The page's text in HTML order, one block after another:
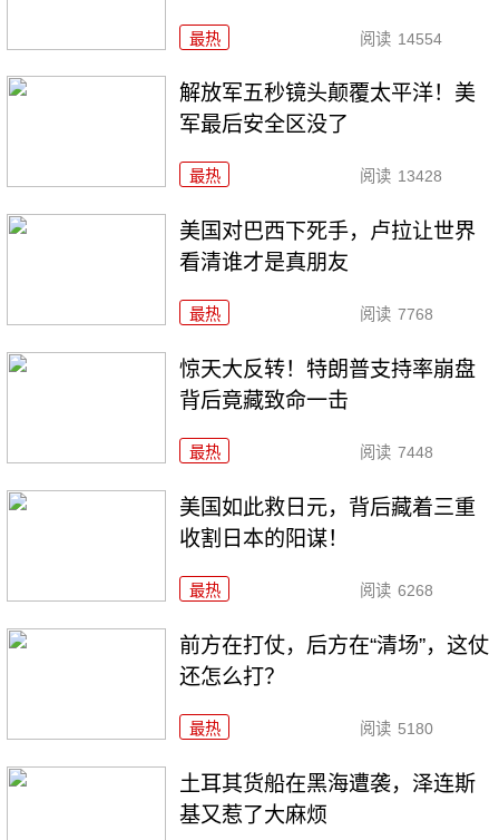
最热 阅读 14554
解放军五秒镜头颠覆太平洋！美
军最后安全区没了
最热 阅读 13428
美国对巴西下死手，卢拉让世界
看清谁才是真朋友
最热 阅读 7768
惊天大反转！特朗普支持率崩盘
背后竟藏致命一击
最热 阅读 7448
美国如此救日元，背后藏着三重
收割日本的阳谋！
最热 阅读 6268
前方在打仗，后方在“清场”，这仗
还怎么打？
最热 阅读 5180
土耳其货船在黑海遭袭，泽连斯
基又惹了大麻烦